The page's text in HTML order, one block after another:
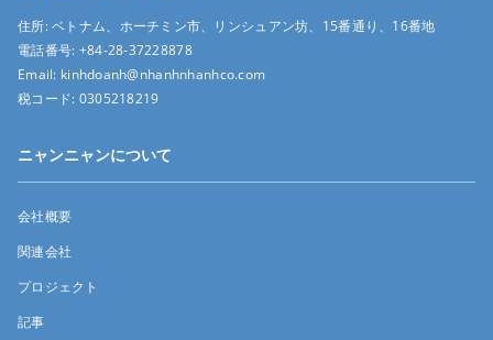
住所:ベトナム、ホーチミン市、リンシュアン坊、15番通り、16番地
電話番号: +84-28-37228878
Email: kinhdoanh@nhanhnhanhco.com
税コード: 0305218219
ニャンニャンについて
会社概要
関連会社
プロジェクト
記事